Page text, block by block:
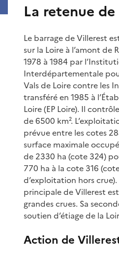
La retenue
Le barrage de Villerest
sur la Loire à l’amont de
1978 à 1984 par
Interdépartementale
Vals de Loire contre les
transféré en 1985 à
Loire (EP Loire). Il
de 6500 km².
prévue entre les cotes
surface maximale
de 2330 ha (cote 324)
770 ha à la cote 316
d’exploitation hors
principale de Villerest
grandes crues. Sa
soutien d’étiage de la
Action de